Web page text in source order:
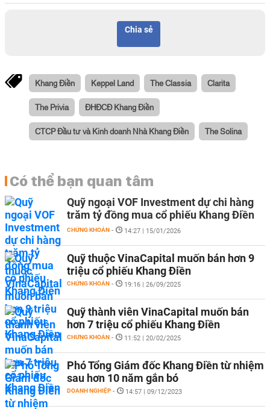
Chia sẻ
Khang Điền Keppel Land The Classia Clarita
The Privia ĐHĐCĐ Khang Điền
CTCP Đầu tư và Kinh doanh Nhà Khang Điền The Solina
Có thể bạn quan tâm
Quỹ ngoại VOF Investment dự chi hàng
trăm tỷ đồng mua cổ phiếu Khang Điền
CHỨNG KHOÁN - 14:27 | 15/01/2026
Quỹ thuộc VinaCapital muốn bán hơn 9
triệu cổ phiếu Khang Điền
CHỨNG KHOÁN - 19:16 | 26/09/2025
Quỹ thành viên VinaCapital muốn bán
hơn 7 triệu cổ phiếu Khang Điền
CHỨNG KHOÁN - 11:52 | 20/02/2025
Phó Tổng Giám đốc Khang Điền từ nhiệm
sau hơn 10 năm gắn bó
DOANH NGHIỆP - 14:57 | 09/12/2023